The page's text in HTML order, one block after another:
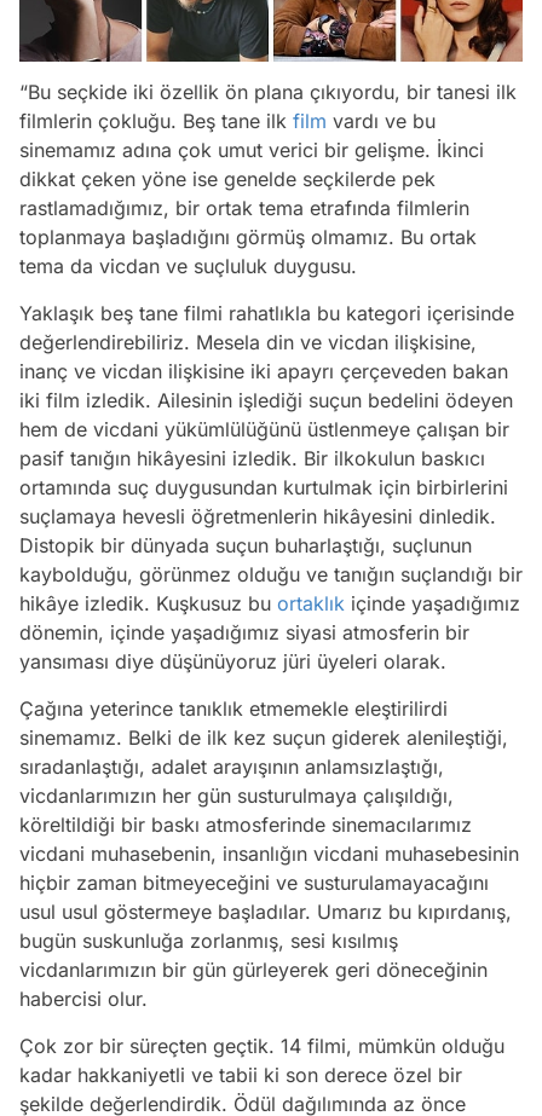
“Bu seçkide iki özellik ön plana çıkıyordu, bir tanesi ilk
filmlerin çokluğu. Beş tane ilk film vardı ve bu
sinemamız adına çok umut verici bir gelişme. İkinci
dikkat çeken yöne ise genelde seçkilerde pek
rastlamadığımız, bir ortak tema etrafında filmlerin
toplanmaya başladığını görmüş olmamız. Bu ortak
tema da vicdan ve suçluluk duygusu.
Yaklaşık beş tane filmi rahatlıkla bu kategori içerisinde
değerlendirebiliriz. Mesela din ve vicdan ilişkisine,
inanç ve vicdan ilişkisine iki apayrı çerçeveden bakan
iki film izledik. Ailesinin işlediği suçun bedelini ödeyen
hem de vicdani yükümlülüğünü üstlenmeye çalışan bir
pasif tanığın hikâyesini izledik. Bir ilkokulun baskıcı
ortamında suç duygusundan kurtulmak için birbirlerini
suçlamaya hevesli öğretmenlerin hikâyesini dinledik.
Distopik bir dünyada suçun buharlaştığı, suçlunun
kaybolduğu, görünmez olduğu ve tanığın suçlandığı bir
hikâye izledik. Kuşkusuz bu ortaklık içinde yaşadığımız
dönemin, içinde yaşadığımız siyasi atmosferin bir
yansıması diye düşünüyoruz jüri üyeleri olarak.
Çağına yeterince tanıklık etmemekle eleştirilirdi
sinemamız. Belki de ilk kez suçun giderek alenileştiği,
sıradanlaştığı, adalet arayışının anlamsızlaştığı,
vicdanlarımızın her gün susturulmaya çalışıldığı,
köreltildiği bir baskı atmosferinde sinemacılarımız
vicdani muhasebenin, insanlığın vicdani muhasebesinin
hiçbir zaman bitmeyeceğini ve susturulamayacağını
usul usul göstermeye başladılar. Umarız bu kıpırdanış,
bugün suskunluğa zorlanmış, sesi kısılmış
vicdanlarımızın bir gün gürleyerek geri döneceğinin
habercisi olur.
Çok zor bir süreçten geçtik. 14 filmi, mümkün olduğu
kadar hakkaniyetli ve tabii ki son derece özel bir
şekilde değerlendirdik. Ödül dağılımında az önce